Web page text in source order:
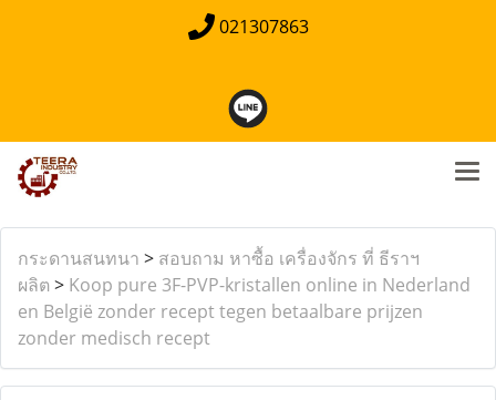
021307863
กระดานสนทนา > สอบถาม หาซื้อ เครื่องจักร ที่ ธีราฯ
ผลิต > Koop pure 3F-PVP-kristallen online in Nederland
en België zonder recept tegen betaalbare prijzen
zonder medisch recept